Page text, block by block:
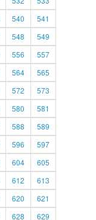
540
541
548
549
556
557
564
565
572
573
580
581
588
589
596
597
604
605
612
613
620
621
628
629